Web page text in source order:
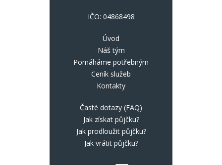
IČO: 04868498
Úvod
Náš tým
Pomáháme potřebným
Ceník služeb
Kontakty
Časté dotazy (FAQ)
Jak získat půjčku?
Jak prodloužit půjčku?
Jak vrátit půjčku?